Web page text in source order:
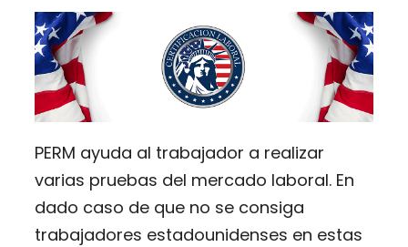
PERM ayuda al trabajador a realizar
varias pruebas del mercado laboral. En
dado caso de que no se consiga
trabajadores estadounidenses en estas